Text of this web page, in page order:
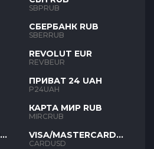
SBPRUB
СБЕРБАНК RUB
SBERRUB
REVOLUT EUR
REVBEUR
ПРИВАТ 24 UAH
P24UAH
КАРТА МИР RUB
MIRCRUB
VISA/MASTERCARD
USD
CARDUSD